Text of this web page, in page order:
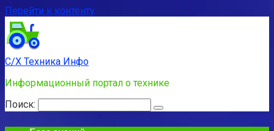
Перейти к контенту
С/Х Техника Инфо
Информационный портал о технике
Поиск: